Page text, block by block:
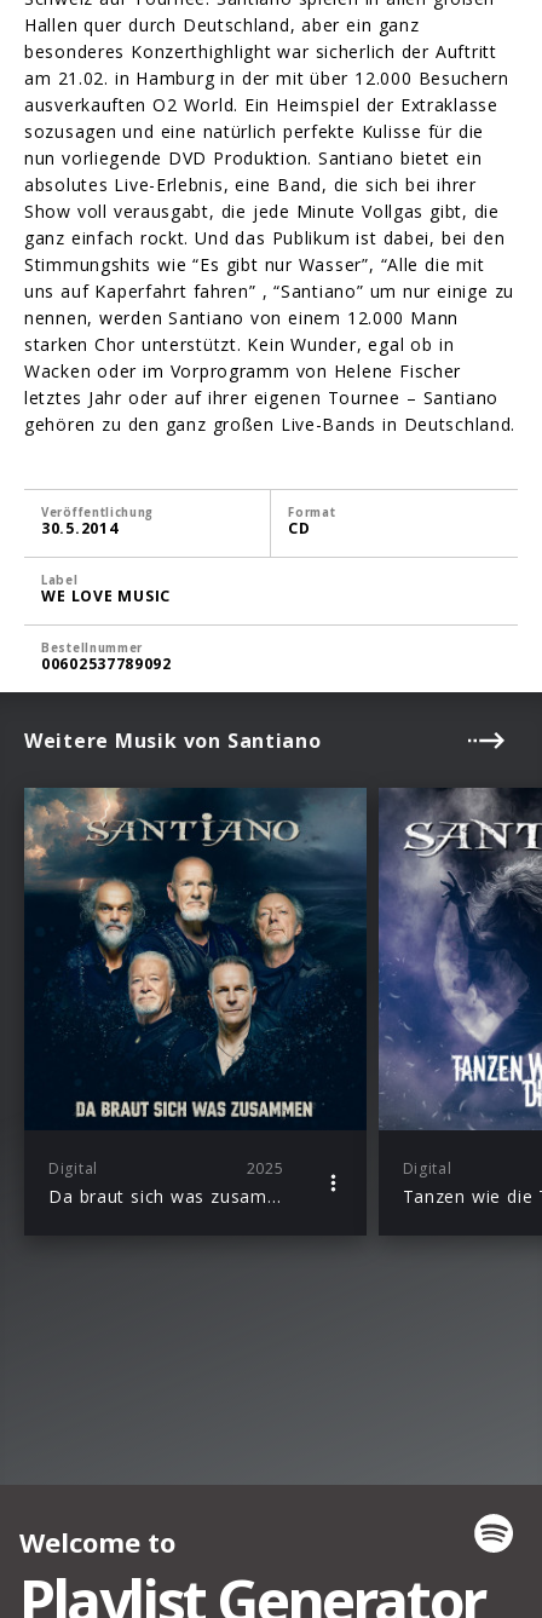
Hallen quer durch Deutschland, aber ein ganz
besonderes Konzerthighlight war sicherlich der Auftritt
am 21.02. in Hamburg in der mit über 12.000 Besuchern
ausverkauften O2 World. Ein Heimspiel der Extraklasse
sozusagen und eine natürlich perfekte Kulisse für die
nun vorliegende DVD Produktion. Santiano bietet ein
absolutes Live-Erlebnis, eine Band, die sich bei ihrer
Show voll verausgabt, die jede Minute Vollgas gibt, die
ganz einfach rockt. Und das Publikum ist dabei, bei den
Stimmungshits wie “Es gibt nur Wasser”, “Alle die mit
uns auf Kaperfahrt fahren” , “Santiano” um nur einige zu
nennen, werden Santiano von einem 12.000 Mann
starken Chor unterstützt. Kein Wunder, egal ob in
Wacken oder im Vorprogramm von Helene Fischer
letztes Jahr oder auf ihrer eigenen Tournee – Santiano
gehören zu den ganz großen Live-Bands in Deutschland.
Veröffentlichung
30.5.2014
Format
CD
Label
WE LOVE MUSIC
Bestellnummer
00602537789092
Weitere Musik von Santiano
Digital 2025
Da braut sich was zusammen
Digital